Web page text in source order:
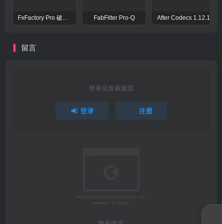
FxFactory Pro 破解版 视觉效果插件工具包 FabFilter Pro-Q After Codecs 1.12.1
留言
登录后发表留言
登录 注册